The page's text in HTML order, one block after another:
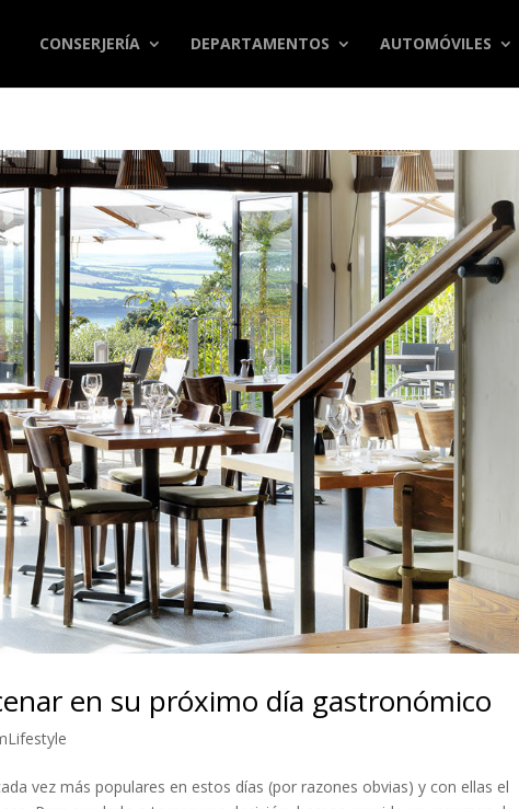
CONSERJERÍA DEPARTAMENTOS AUTOMÓVILES
en su próximo día gastronómico
vez más populares en estos días (por razones obvias) y con ellas el